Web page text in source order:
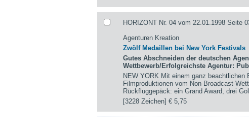
HORIZONT Nr. 04 vom 22.01.1998 Seite
Agenturen Kreation
Zwölf Medaillen bei New York Festivals
Gutes Abschneiden der deutschen
Wettbewerb/Erfolgreichste Agentur:
NEW YORK Mit einem ganz beachtlichen
Filmproduktionen vom Non-Broadcast-
Rückfluggepäck: ein Grand Award, drei
[3228 Zeichen]€ 5,75